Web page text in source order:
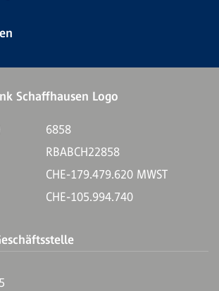
6858
RBABCH22858
CHE-179.479.620 MWST
CHE-105.994.740